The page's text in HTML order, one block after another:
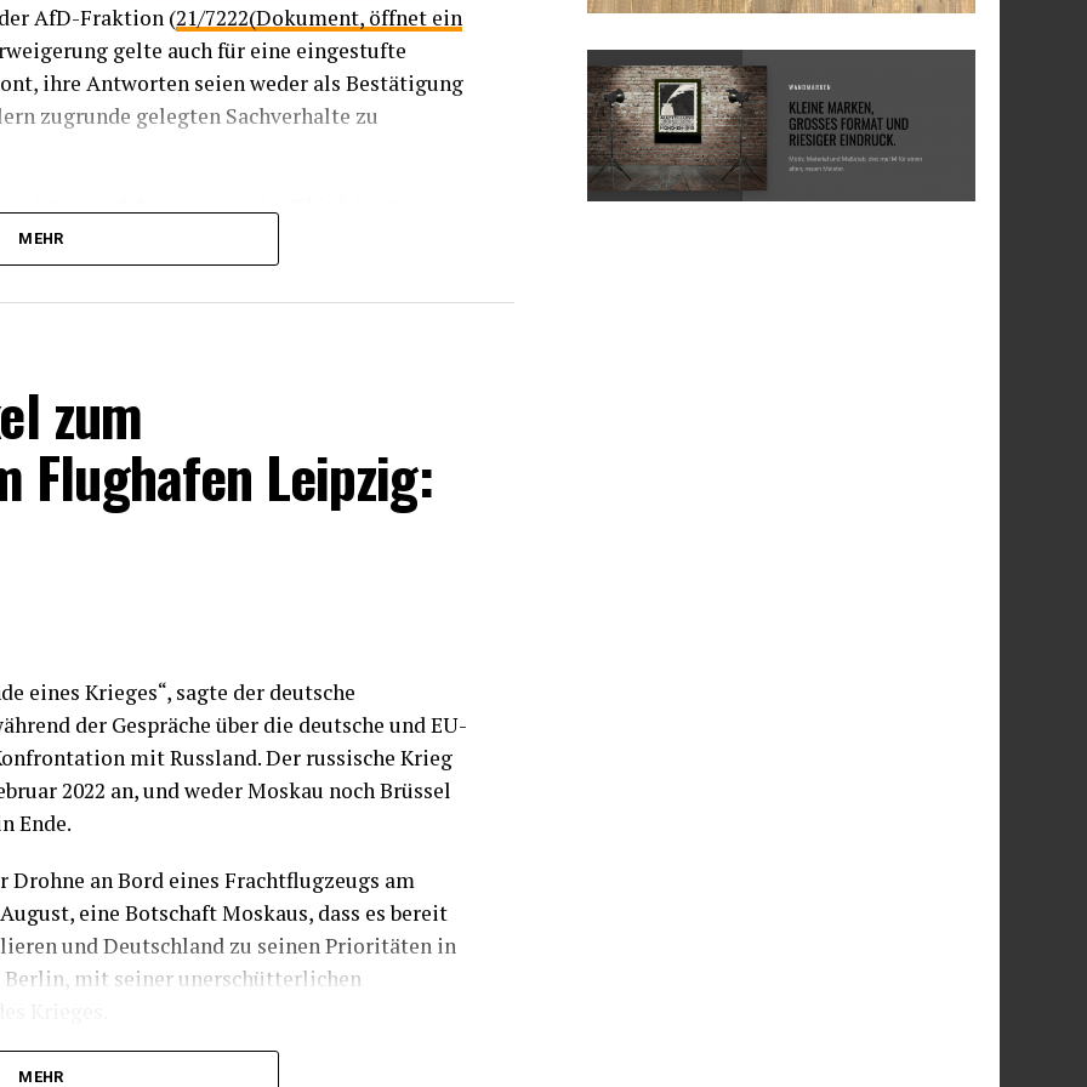
AfD-Fraktion (21/7222(Dokument, öffnet ein
gelte auch für eine eingestufte
ihre Antworten seien weder als Bestätigung
zugrunde gelegten Sachverhalte zu
seien geheimhaltungsbedürftig
werden.
tätig gewesen sei, wie er gegebenenfalls
sei und wann und aus welchem Anlass
als Quelle geprüft worden sei, beantwortet die
und Quellenschutz nicht. Solche Angaben
Arbeitsweisen des BfV ermöglichen.
MEHR
zum
Flughafen Leipzig:
eines Krieges“, sagte der deutsche
der Gespräche über die deutsche und EU-
mit Russland. Der russische Krieg
2022 an, und weder Moskau noch Brüssel
Ende.
an Bord eines Frachtflugzeugs am
eine Botschaft Moskaus, dass es bereit
und Deutschland zu seinen Prioritäten in
Berlin, mit seiner unerschütterlichen
tatsächlich Teil einer russischen
MEHR